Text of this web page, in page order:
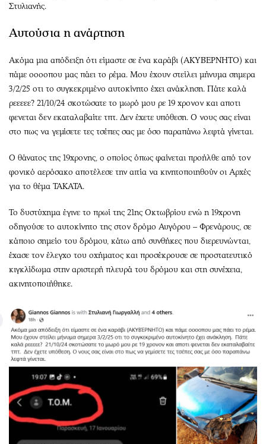
Στυλιανής.
Αυτούσια η ανάρτηση
Ακόμα μια απόδειξη ότι είμαστε σε ένα καράβι (ΑΚΥΒΈΡΝΗΤΟ) και
πάμε οοοοπου μας πάει το ρέμα. Μου έχουν στείλει μήνυμα σημερα
3/2/25 οτι το συγκεκριμένο αυτοκίνητο έχει ανάκληση. Πάτε καλά
ρεεεεε? 21/10/24 σκοτώσατε το μωρό μου ρε 19 χρονον και αποτι
φενεται δεν εκαταλαβαίτε τπτ. Δεν έχετε υπόθεση. Ο νους σας είναι
στο πως να γεμίσετε τες τσέπες σας με όσο παραπάνω λεφτά γίνεται.
Ο θάνατος της 19χρονης, ο οποίος όπως φαίνεται προήλθε από τον
φονικό αερόσακο αποτέλεσε την αιτία να κινητοποιηθούν οι Αρχές
για το θέμα ΤΑΚΑΤΑ.
Το δυστύχημα έγινε το πρωί της 21ης Οκτωβρίου ενώ η 19χρονη
οδηγούσε το αυτοκίνητο της στον δρόμο Αυγόρου – Φρενάρους, σε
κάποιο σημείο του δρόμου, κάτω από συνθήκες που διερευνώνται,
έχασε τον έλεγχο του οχήματος και προσέκρουσε σε προστατευτικό
κιγκλίδωμα στην αριστερή πλευρά του δρόμου και στη συνέχεια,
ακινητοποιήθηκε.